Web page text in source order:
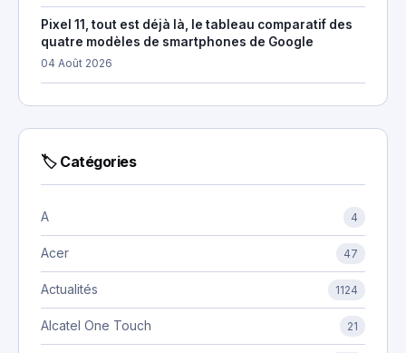
Pixel 11, tout est déjà là, le tableau comparatif des
quatre modèles de smartphones de Google
04 Août 2026
🏷 Catégories
A 4
Acer 47
Actualités 1124
Alcatel One Touch 21